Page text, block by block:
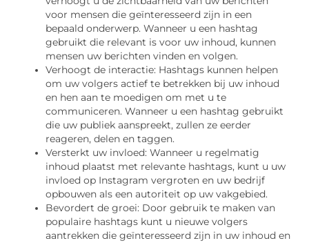
voor mensen die geïnteresseerd zijn in een
bepaald onderwerp. Wanneer u een hashtag
gebruikt die relevant is voor uw inhoud, kunnen
mensen uw berichten vinden en volgen.
Verhoogt de interactie: Hashtags kunnen helpen
om uw volgers actief te betrekken bij uw inhoud
en hen aan te moedigen om met u te
communiceren. Wanneer u een hashtag gebruikt
die uw publiek aanspreekt, zullen ze eerder
reageren, delen en taggen.
Versterkt uw invloed: Wanneer u regelmatig
inhoud plaatst met relevante hashtags, kunt u uw
invloed op Instagram vergroten en uw bedrijf
opbouwen als een autoriteit op uw vakgebied.
Bevordert de groei: Door gebruik te maken van
populaire hashtags kunt u nieuwe volgers
aantrekken die geïnteresseerd zijn in uw inhoud en